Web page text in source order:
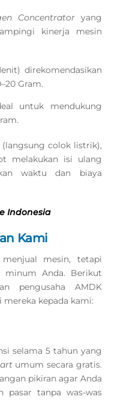
Concentratoryang
kinerja mesin
direkomendasikan
Gram.
untuk mendukung
(langsung colok listrik),
melakukan isi ulang
waktu dan biaya
Indonesia
Kami
mesin, tetapi
minum Anda. Berikut
pengusaha AMDK
kepada kami:
selama 5 tahun yang
umum secara gratis.
pikiran agar Anda
pasar tanpa was-was